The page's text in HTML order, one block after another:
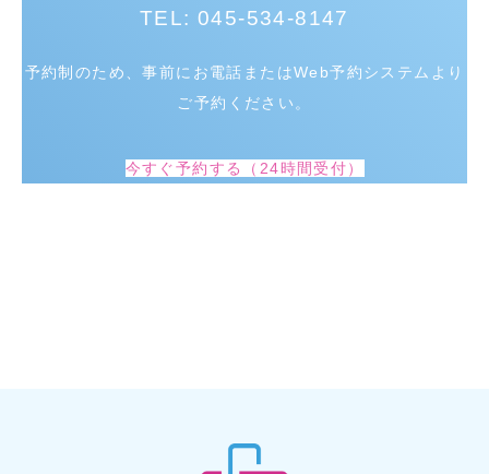
TEL: 045-534-8147
予約制のため、事前にお電話またはWeb予約システムより
ご予約ください。
今すぐ予約する（24時間受付）